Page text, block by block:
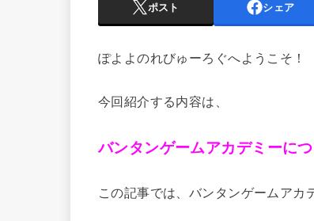
ポスト シェア
ぽよよのれびゅーろぐへようこそ！
今回紹介する内容は、
バンタンゲームアカデミーにつ
この記事では、バンタンゲームアカ